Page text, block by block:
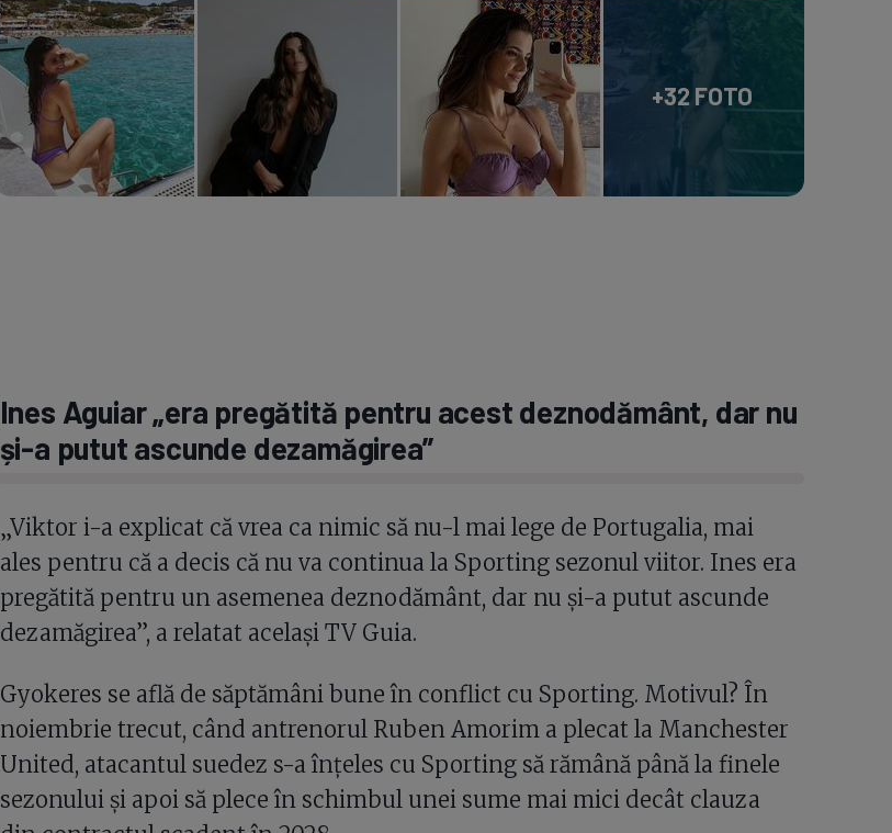
+32 FOTO
Ines Aguiar „era pregătită pentru acest deznodământ, dar nu
și-a putut ascunde dezamăgirea”
„Viktor i-a explicat că vrea ca nimic să nu-l mai lege de Portugalia, mai
ales pentru că a decis că nu va continua la Sporting sezonul viitor. Ines era
pregătită pentru un asemenea deznodământ, dar nu și-a putut ascunde
dezamăgirea”, a relatat același TV Guia.
Gyokeres se află de săptămâni bune în conflict cu Sporting. Motivul? În
noiembrie trecut, când antrenorul Ruben Amorim a plecat la Manchester
United, atacantul suedez s-a înțeles cu Sporting să rămână până la finele
sezonului și apoi să plece în schimbul unei sume mai mici decât clauza